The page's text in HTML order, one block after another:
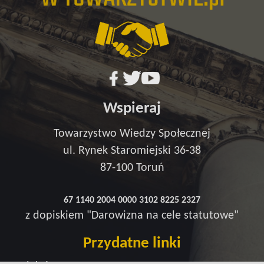
Wspieraj
Towarzystwo Wiedzy Społecznej
ul. Rynek Staromiejski 36-38
87-100 Toruń
67 1140 2004 0000 3102 8225 2327
z dopiskiem "Darowizna na cele statutowe"
Przydatne linki